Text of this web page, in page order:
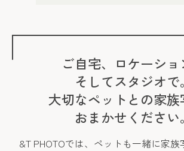
ご自宅、ロケーショ
そしてスタジオで。
大切なペットとの家族
おまかせください。
&T PHOTOでは、ペットも一緒に家